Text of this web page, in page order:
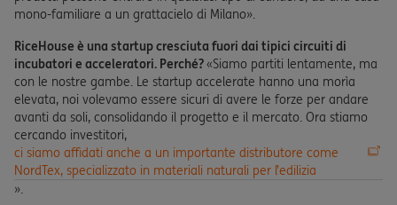
mono-familiare a un grattacielo di Milano».
RiceHouse è una startup cresciuta fuori dai tipici circuiti di
incubatori e acceleratori. Perché?«Siamo partiti lentamente, ma
con le nostre gambe. Le startup accelerate hanno una morìa
elevata, noi volevamo essere sicuri di avere le forze per andare
avanti da soli, consolidando il progetto e il mercato. Ora stiamo
cercando investitori,
ci siamo affidati anche a un importante distributore come
NordTex, specializzato in materiali naturali per l’edilizia
».